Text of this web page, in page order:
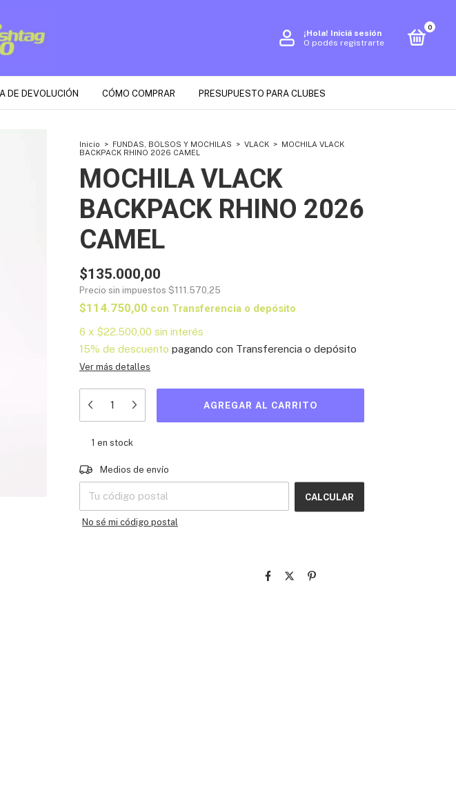
¡Hola! Iniciá sesión
O podés registrarte
0
DE DEVOLUCIÓN CÓMO COMPRAR PRESUPUESTO PARA CLUBES
Inicio > FUNDAS, BOLSOS Y MOCHILAS > VLACK > MOCHILA VLACK
BACKPACK RHINO 2026 CAMEL
MOCHILA VLACK
BACKPACK RHINO 2026
CAMEL
$135.000,00
Precio sin impuestos $111.570,25
$114.750,00 con Transferencia o depósito
6 x $22.500,00 sin interés
15% de descuento pagando con Transferencia o depósito
Ver más detalles
1 en stock
Entregas para el CP:
Medios de envío
CALCULAR
No sé mi código postal